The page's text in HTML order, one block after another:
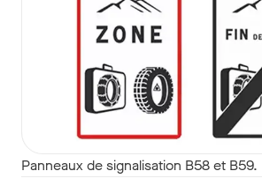
Panneaux de signalisation B58 et B59.